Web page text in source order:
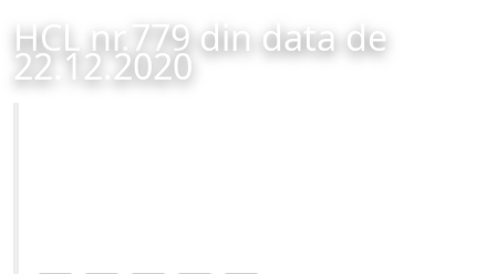
HCL nr.779 din data de
22.12.2020